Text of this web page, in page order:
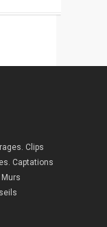
Clips
Captations